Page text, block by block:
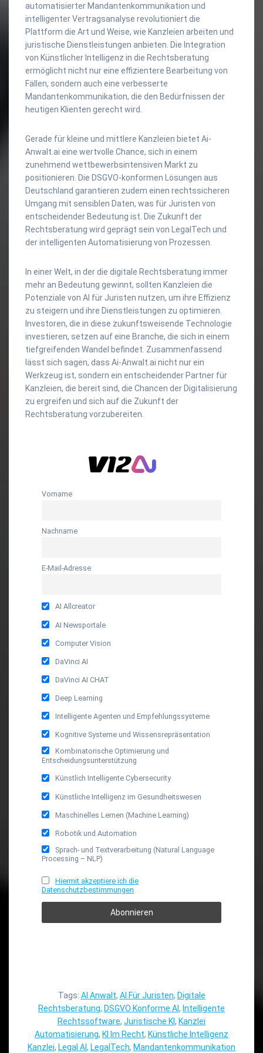
automatisierter Mandantenkommunikation und
intelligenter Vertragsanalyse revolutioniert die
Plattform die Art und Weise, wie Kanzleien arbeiten und
juristische Dienstleistungen anbieten. Die Integration
von Künstlicher Intelligenz in die Rechtsberatung
ermöglicht nicht nur eine effizientere Bearbeitung von
Fällen, sondern auch eine verbesserte
Mandantenkommunikation, die den Bedürfnissen der
heutigen Klienten gerecht wird.
Gerade für kleine und mittlere Kanzleien bietet Ai-
Anwalt.ai eine wertvolle Chance, sich in einem
zunehmend wettbewerbsintensiven Markt zu
positionieren. Die DSGVO-konformen Lösungen aus
Deutschland garantieren zudem einen rechtssicheren
Umgang mit sensiblen Daten, was für Juristen von
entscheidender Bedeutung ist. Die Zukunft der
Rechtsberatung wird geprägt sein von LegalTech und
der intelligenten Automatisierung von Prozessen.
In einer Welt, in der die digitale Rechtsberatung immer
mehr an Bedeutung gewinnt, sollten Kanzleien die
Potenziale von AI für Juristen nutzen, um ihre Effizienz
zu steigern und ihre Dienstleistungen zu optimieren.
Investoren, die in diese zukunftsweisende Technologie
investieren, setzen auf eine Branche, die sich in einem
tiefgreifenden Wandel befindet. Zusammenfassend
lässt sich sagen, dass Ai-Anwalt.ai nicht nur ein
Werkzeug ist, sondern ein entscheidender Partner für
Kanzleien, die bereit sind, die Chancen der Digitalisierung
zu ergreifen und sich auf die Zukunft der
Rechtsberatung vorzubereiten.
Vorname
Nachname
E-Mail-Adresse
AI Allcreator
AI Newsportale
Computer Vision
DaVinci AI
DaVinci AI CHAT
Deep Learning
Intelligente Agenten und Empfehlungssysteme
Kognitive Systeme und Wissensrepräsentation
Kombinatorische Optimierung und
Entscheidungsunterstützung
Künstlich Intelligente Cybersecurity
Künstliche Intelligenz im Gesundheitswesen
Maschinelles Lernen (Machine Learning)
Robotik und Automation
Sprach- und Textverarbeitung (Natural Language
Processing – NLP)
Hiermit akzeptiere ich die
Datenschutzbestimmungen
Tags: AI Anwalt, AI Für Juristen, Digitale
Rechtsberatung, DSGVO Konforme AI, Intelligente
Rechtssoftware, Juristische KI, Kanzlei
Automatisierung, KI Im Recht, Künstliche Intelligenz
Kanzlei, Legal AI, LegalTech, Mandantenkommunikation